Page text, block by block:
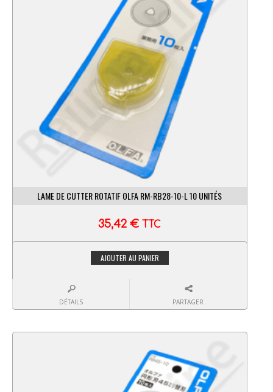
LAME DE CUTTER ROTATIF OLFA RM-RB28-10-L 10 UNITÉS
35,42€ TTC
AJOUTER AU PANIER
DÉTAILS PARTAGER